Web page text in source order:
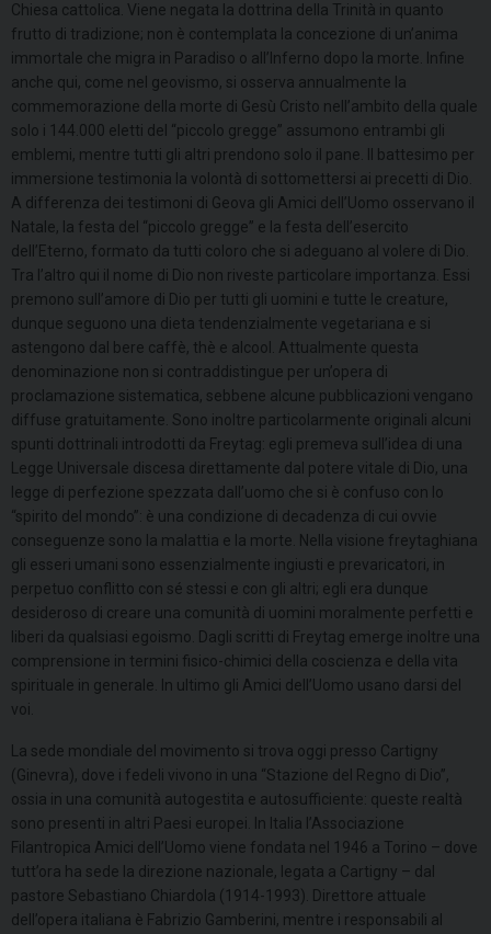
Chiesa cattolica. Viene negata la dottrina della Trinità in quanto
frutto di tradizione; non è contemplata la concezione di un’anima
immortale che migra in Paradiso o all’Inferno dopo la morte. Infine
anche qui, come nel geovismo, si osserva annualmente la
commemorazione della morte di Gesù Cristo nell’ambito della quale
solo i 144.000 eletti del “piccolo gregge” assumono entrambi gli
emblemi, mentre tutti gli altri prendono solo il pane. Il battesimo per
immersione testimonia la volontà di sottomettersi ai precetti di Dio.
A differenza dei testimoni di Geova gli Amici dell’Uomo osservano il
Natale, la festa del “piccolo gregge” e la festa dell’esercito
dell’Eterno, formato da tutti coloro che si adeguano al volere di Dio.
Tra l’altro qui il nome di Dio non riveste particolare importanza. Essi
premono sull’amore di Dio per tutti gli uomini e tutte le creature,
dunque seguono una dieta tendenzialmente vegetariana e si
astengono dal bere caffè, thè e alcool. Attualmente questa
denominazione non si contraddistingue per un’opera di
proclamazione sistematica, sebbene alcune pubblicazioni vengano
diffuse gratuitamente. Sono inoltre particolarmente originali alcuni
spunti dottrinali introdotti da Freytag: egli premeva sull’idea di una
Legge Universale discesa direttamente dal potere vitale di Dio, una
legge di perfezione spezzata dall’uomo che si è confuso con lo
“spirito del mondo”: è una condizione di decadenza di cui ovvie
conseguenze sono la malattia e la morte. Nella visione freytaghiana
gli esseri umani sono essenzialmente ingiusti e prevaricatori, in
perpetuo conflitto con sé stessi e con gli altri; egli era dunque
desideroso di creare una comunità di uomini moralmente perfetti e
liberi da qualsiasi egoismo. Dagli scritti di Freytag emerge inoltre una
comprensione in termini fisico-chimici della coscienza e della vita
spirituale in generale. In ultimo gli Amici dell’Uomo usano darsi del
voi.
La sede mondiale del movimento si trova oggi presso Cartigny
(Ginevra), dove i fedeli vivono in una “Stazione del Regno di Dio”,
ossia in una comunità autogestita e autosufficiente: queste realtà
sono presenti in altri Paesi europei. In Italia l’Associazione
Filantropica Amici dell’Uomo viene fondata nel 1946 a Torino – dove
tutt’ora ha sede la direzione nazionale, legata a Cartigny – dal
pastore Sebastiano Chiardola (1914-1993). Direttore attuale
dell’opera italiana è Fabrizio Gamberini, mentre i responsabili al